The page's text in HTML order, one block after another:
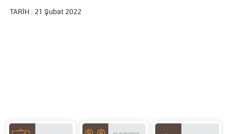
TARİH : 21 Şubat 2022